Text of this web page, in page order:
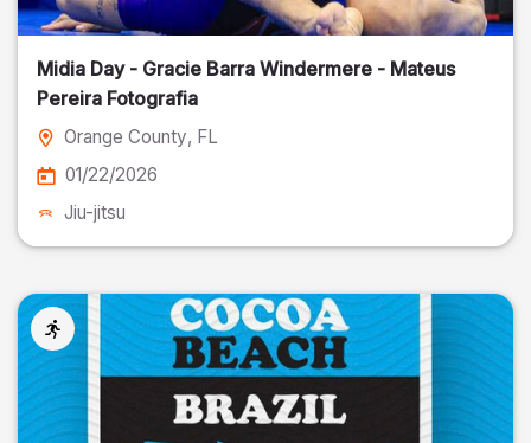
Midia Day - Gracie Barra Windermere - Mateus
Pereira Fotografia
Orange County, FL
01/22/2026
Jiu-jitsu